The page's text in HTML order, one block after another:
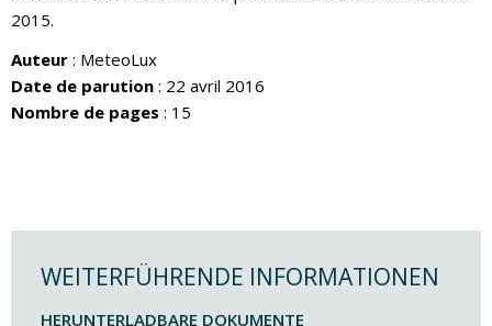
2015.
Auteur : MeteoLux
Date de parution : 22 avril 2016
Nombre de pages : 15
WEITERFÜHRENDE INFORMATIONEN
HERUNTERLADBARE DOKUMENTE